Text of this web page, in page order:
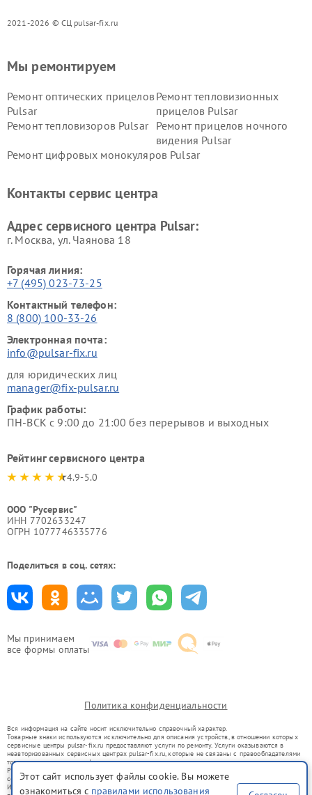
2021-2026 © СЦ pulsar-fix.ru
Мы принимаем
все формы оплаты
Мы ремонтируем
Ремонт оптических прицелов
Pulsar
Ремонт тепловизионных
прицелов Pulsar
Ремонт тепловизоров Pulsar
Ремонт прицелов ночного
видения Pulsar
Ремонт цифровых монокуляров Pulsar
Контакты сервис центра
Адрес сервисного центра Pulsar:
г. Москва, ул. Чаянова 18
Горячая линия:
+7 (495) 023-73-25
Контактный телефон:
8 (800) 100-33-26
Электронная почта:
info@pulsar-fix.ru
для юридических лиц
manager@fix-pulsar.ru
График работы:
ПН-ВСК с 9:00 до 21:00 без перерывов и выходных
Рейтинг сервисного центра
4.9-5.0
ООО "Русервис"
ИНН 7702633247
ОГРН 1077746335776
Поделиться в соц. сетях:
Политика конфиденциальности
Вся информация на сайте носит исключительно справочный характер.
Товарные знаки используются исключительно для описания устройств, в отношении которых
сервисные центры pulsar-fix.ru предоставляют услуги по ремонту. Услуги оказываются в
неавторизованных сервисных центрах pulsar-fix.ru, которые не связаны с правообладателями
товарных знаков или их официальными представителями.
Ремонт осуществляется для устройств, уже введенных в гражданский оборот в соответствии
со статьей 1487 ГК РФ.
Использование товарных знаков не преследует цели индивидуализации услуг или введения
Этот сайт использует файлы cookie. Вы можете
ознакомиться с правилами использования